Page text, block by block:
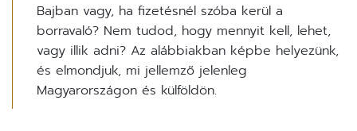
Bajban vagy, ha fizetésnél szóba kerül a
borravaló? Nem tudod, hogy mennyit kell, lehet,
vagy illik adni? Az alábbiakban képbe helyezünk,
és elmondjuk, mi jellemző jelenleg
Magyarországon és külföldön.